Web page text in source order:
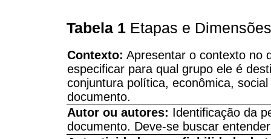
Tabela 1 Etapas e
Contexto: Apresentar o contexto no
especificar para qual grupo ele é
conjuntura política, econômica,
documento.
Autor ou autores: Identificação da
documento. Deve-se buscar